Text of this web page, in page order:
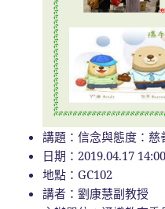
講題：信念與態度：
日期：2019.04.17
地點：GC102
講者：劉康慧副教授